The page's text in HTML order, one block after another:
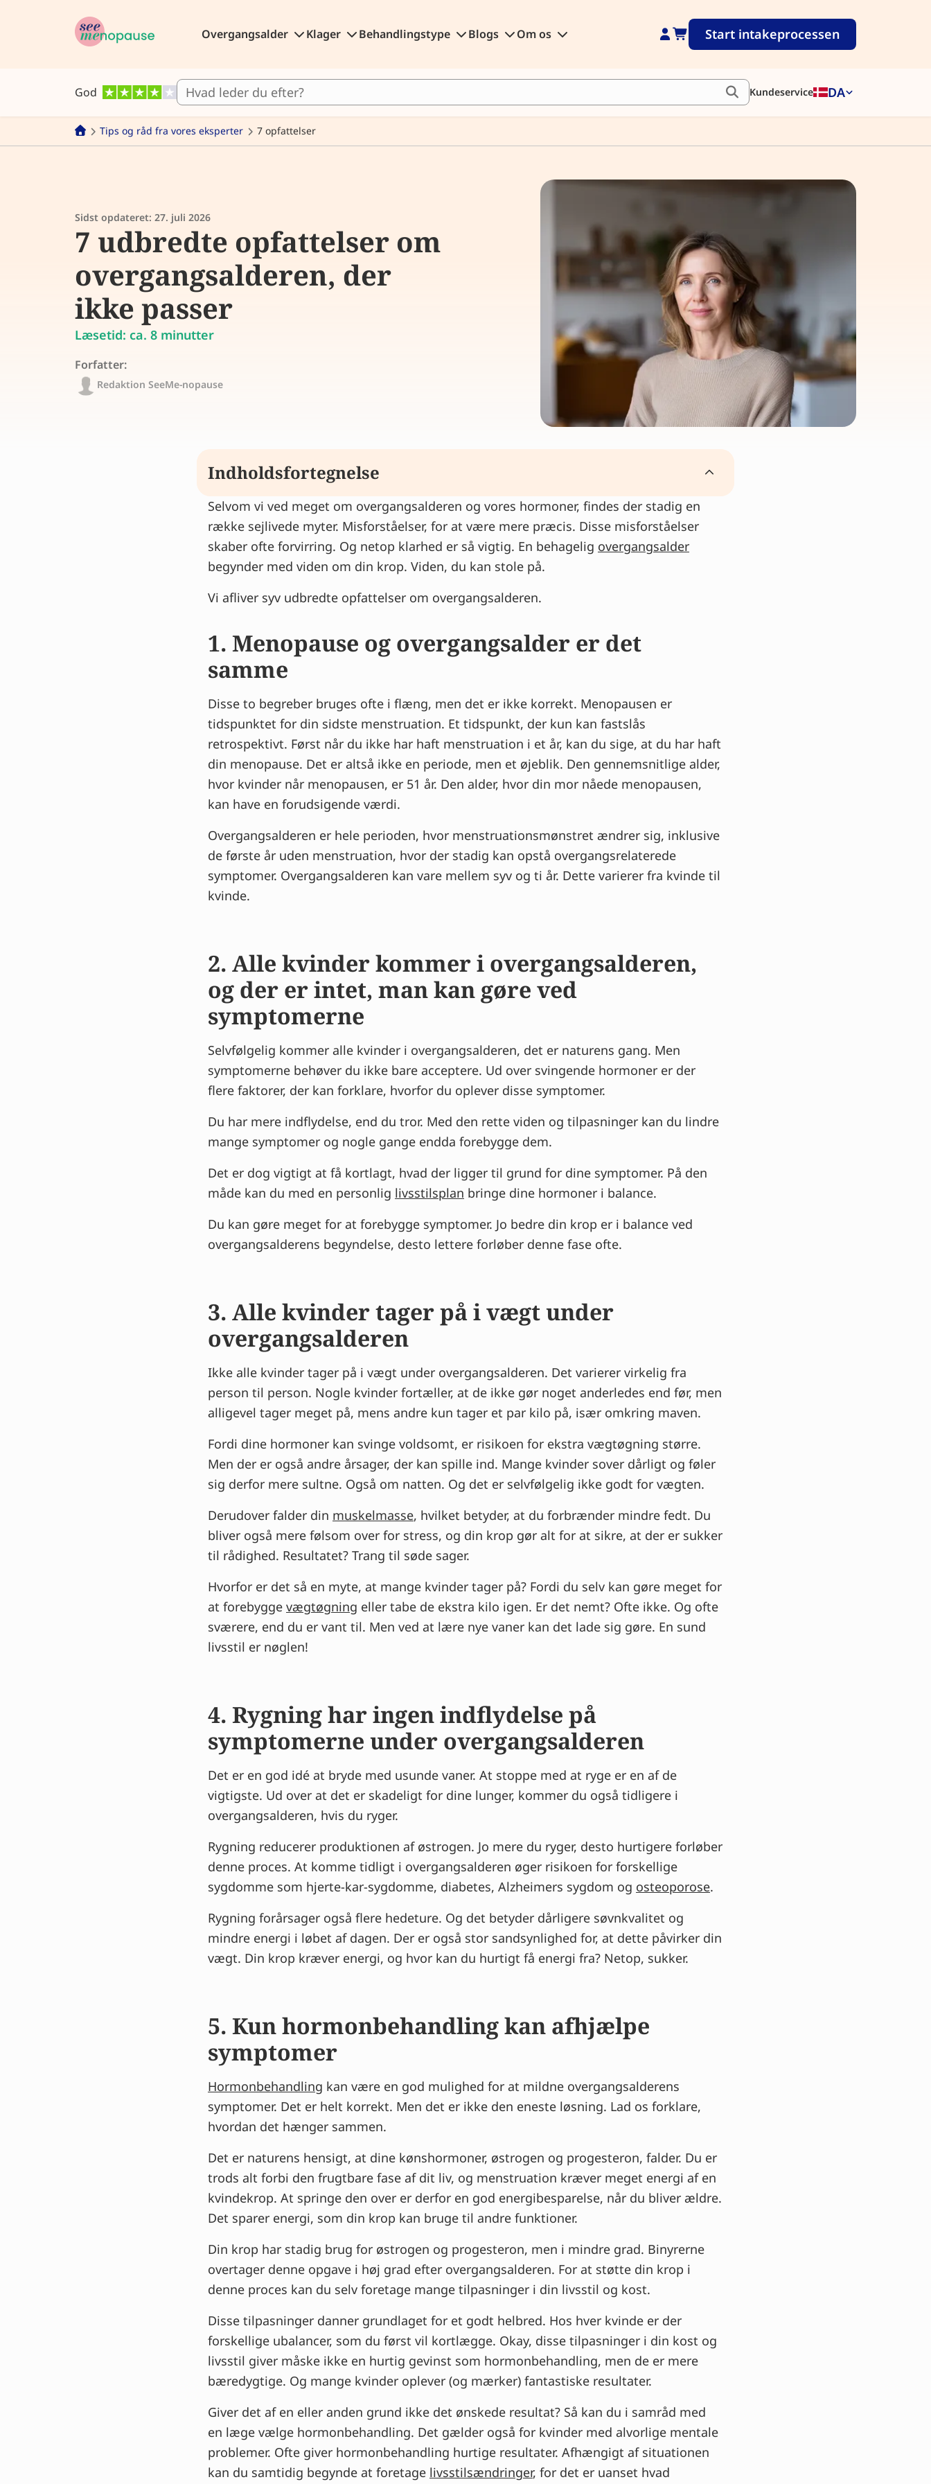
Overgangsalder Klager Behandlingstype Blogs Om os Start intakeprocessen
God Kundeservice DA
Tips og råd fra vores eksperter 7 opfattelser
Sidst opdateret: 27. juli 2026
7 udbredte opfattelser om
overgangsalderen, der
ikke passer
Læsetid: ca. 8 minutter
Forfatter:
Redaktion SeeMe-nopause
Indholdsfortegnelse
1. Menopause og overgangsalder er det samme
2. Alle kvinder kommer i overgangsalderen, og der er intet, man kan gøre ved
symptomerne
3. Alle kvinder tager på i vægt under overgangsalderen
5. Kun hormonbehandling kan afhjælpe symptomer
6. Du har ingen lyst til sex under overgangsalderen
7. Hedeture er det første tegn på overgangsalderen
Tips og råd fra eksperter
FAQ
Selvom vi ved meget om overgangsalderen og vores hormoner, findes der stadig en
række sejlivede myter. Misforståelser, for at være mere præcis. Disse misforståelser
skaber ofte forvirring. Og netop klarhed er så vigtig. En behagelig overgangsalder
begynder med viden om din krop. Viden, du kan stole på.
Vi afliver syv udbredte opfattelser om overgangsalderen.
1. Menopause og overgangsalder er det
samme
Disse to begreber bruges ofte i flæng, men det er ikke korrekt. Menopausen er
tidspunktet for din sidste menstruation. Et tidspunkt, der kun kan fastslås
retrospektivt. Først når du ikke har haft menstruation i et år, kan du sige, at du har haft
din menopause. Det er altså ikke en periode, men et øjeblik. Den gennemsnitlige alder,
hvor kvinder når menopausen, er 51 år. Den alder, hvor din mor nåede menopausen,
kan have en forudsigende værdi.
Overgangsalderen er hele perioden, hvor menstruationsmønstret ændrer sig, inklusive
de første år uden menstruation, hvor der stadig kan opstå overgangsrelaterede
symptomer. Overgangsalderen kan vare mellem syv og ti år. Dette varierer fra kvinde til
kvinde.
2. Alle kvinder kommer i overgangsalderen,
og der er intet, man kan gøre ved
symptomerne
Selvfølgelig kommer alle kvinder i overgangsalderen, det er naturens gang. Men
symptomerne behøver du ikke bare acceptere. Ud over svingende hormoner er der
flere faktorer, der kan forklare, hvorfor du oplever disse symptomer.
Du har mere indflydelse, end du tror. Med den rette viden og tilpasninger kan du lindre
mange symptomer og nogle gange endda forebygge dem.
Det er dog vigtigt at få kortlagt, hvad der ligger til grund for dine symptomer. På den
måde kan du med en personlig livsstilsplan bringe dine hormoner i balance.
Du kan gøre meget for at forebygge symptomer. Jo bedre din krop er i balance ved
overgangsalderens begyndelse, desto lettere forløber denne fase ofte.
3. Alle kvinder tager på i vægt under
overgangsalderen
Ikke alle kvinder tager på i vægt under overgangsalderen. Det varierer virkelig fra
person til person. Nogle kvinder fortæller, at de ikke gør noget anderledes end før, men
alligevel tager meget på, mens andre kun tager et par kilo på, især omkring maven.
Fordi dine hormoner kan svinge voldsomt, er risikoen for ekstra vægtøgning større.
Men der er også andre årsager, der kan spille ind. Mange kvinder sover dårligt og føler
sig derfor mere sultne. Også om natten. Og det er selvfølgelig ikke godt for vægten.
Derudover falder din muskelmasse, hvilket betyder, at du forbrænder mindre fedt. Du
bliver også mere følsom over for stress, og din krop gør alt for at sikre, at der er sukker
til rådighed. Resultatet? Trang til søde sager.
Hvorfor er det så en myte, at mange kvinder tager på? Fordi du selv kan gøre meget for
at forebygge vægtøgning eller tabe de ekstra kilo igen. Er det nemt? Ofte ikke. Og ofte
sværere, end du er vant til. Men ved at lære nye vaner kan det lade sig gøre. En sund
livsstil er nøglen!
4. Rygning har ingen indflydelse på
symptomerne under overgangsalderen
Det er en god idé at bryde med usunde vaner. At stoppe med at ryge er en af de
vigtigste. Ud over at det er skadeligt for dine lunger, kommer du også tidligere i
overgangsalderen, hvis du ryger.
Rygning reducerer produktionen af østrogen. Jo mere du ryger, desto hurtigere forløber
denne proces. At komme tidligt i overgangsalderen øger risikoen for forskellige
sygdomme som hjerte-kar-sygdomme, diabetes, Alzheimers sygdom og osteoporose.
Rygning forårsager også flere hedeture. Og det betyder dårligere søvnkvalitet og
mindre energi i løbet af dagen. Der er også stor sandsynlighed for, at dette påvirker din
vægt. Din krop kræver energi, og hvor kan du hurtigt få energi fra? Netop, sukker.
5. Kun hormonbehandling kan afhjælpe
symptomer
Hormonbehandling kan være en god mulighed for at mildne overgangsalderens
symptomer. Det er helt korrekt. Men det er ikke den eneste løsning. Lad os forklare,
hvordan det hænger sammen.
Det er naturens hensigt, at dine kønshormoner, østrogen og progesteron, falder. Du er
trods alt forbi den frugtbare fase af dit liv, og menstruation kræver meget energi af en
kvindekrop. At springe den over er derfor en god energibesparelse, når du bliver ældre.
Det sparer energi, som din krop kan bruge til andre funktioner.
Din krop har stadig brug for østrogen og progesteron, men i mindre grad. Binyrerne
overtager denne opgave i høj grad efter overgangsalderen. For at støtte din krop i
denne proces kan du selv foretage mange tilpasninger i din livsstil og kost.
Disse tilpasninger danner grundlaget for et godt helbred. Hos hver kvinde er der
forskellige ubalancer, som du først vil kortlægge. Okay, disse tilpasninger i din kost og
livsstil giver måske ikke en hurtig gevinst som hormonbehandling, men de er mere
bæredygtige. Og mange kvinder oplever (og mærker) fantastiske resultater.
Giver det af en eller anden grund ikke det ønskede resultat? Så kan du i samråd med
en læge vælge hormonbehandling. Det gælder også for kvinder med alvorlige mentale
problemer. Ofte giver hormonbehandling hurtige resultater. Afhængigt af situationen
kan du samtidig begynde at foretage livsstilsændringer, for det er uanset hvad